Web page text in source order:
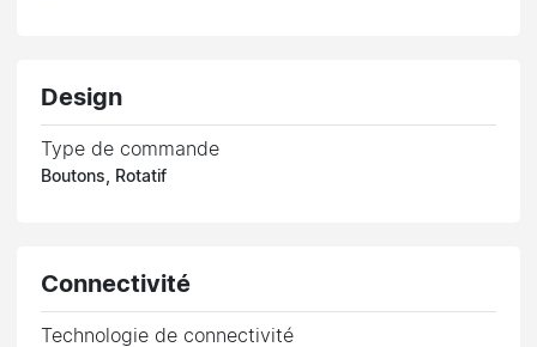
Design
Type de commande
Boutons, Rotatif
Connectivité
Technologie de connectivité